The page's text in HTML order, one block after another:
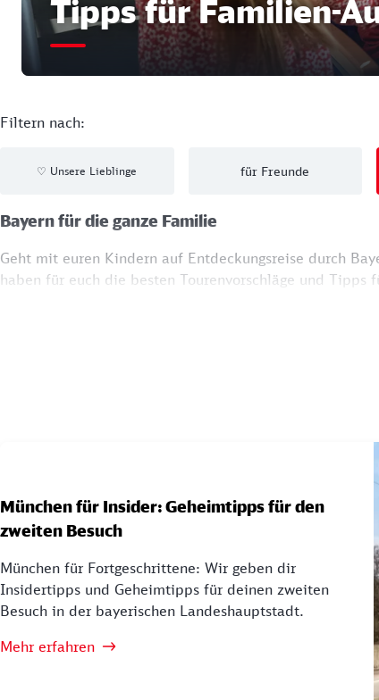
Tipps für Familien-
Filtern nach:
♡ Unsere Lieblinge für Freunde
Bayern für die ganze Familie
Geht mit euren Kindern auf Entdeckungsreise durch
haben für euch die besten Tourenvorschläge und
München für Insider: Geheimtipps für den
zweiten Besuch
München für Fortgeschrittene: Wir geben dir
Insidertipps und Geheimtipps für deinen zweiten
Besuch in der bayerischen Landeshauptstadt.
Mehr erfahren